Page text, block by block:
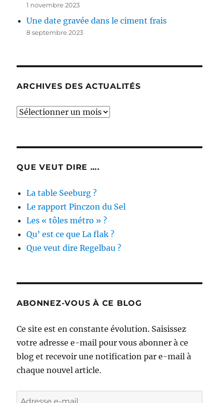
1 novembre 2023
Une date gravée dans le ciment frais
8 septembre 2023
ARCHIVES DES ACTUALITÉS
Archives
QUE VEUT DIRE ….
La table Seeburg ?
Le rapport Pinczon du Sel
Les « tôles métro » ?
Qu’ est ce que La flak ?
Que veut dire Regelbau ?
ABONNEZ-VOUS À CE BLOG
Ce site est en constante évolution. Saisissez
votre adresse e-mail pour vous abonner à ce
blog et recevoir une notification par e-mail à
chaque nouvel article.
Adresse